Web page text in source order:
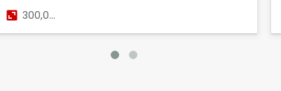
BOTANICO, BRASILIA
300,00
m²